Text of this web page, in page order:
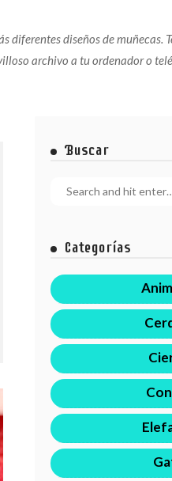
diseños de muñecas.
archivo a tu ordenador o
Buscar
Categorías